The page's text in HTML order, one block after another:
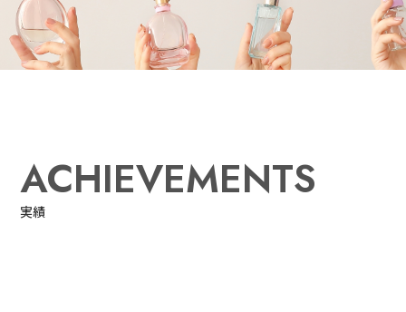
ACHIEVEMENTS
実績